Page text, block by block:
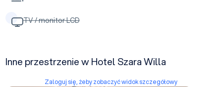
TV / monitor LCD
Inne przestrzenie w Hotel Szara Willa
Zaloguj się, żeby zobaczyć widok szczegółowy